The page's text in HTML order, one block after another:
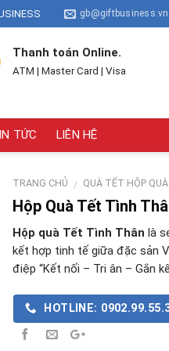
gb@giftbusiness.vn
Thanh toán Online.
ATM | Master Card | Visa
TỨC LIÊN HỆ
TRANG CHỦ / QUÀ TẾT HỘP
Hộp Quà Tết Tình
Hộp quà Tết Tình Thân là
kết hợp tinh tế giữa đặc sản
điệp “Kết nối – Tri ân – Gắn
HOTLINE: